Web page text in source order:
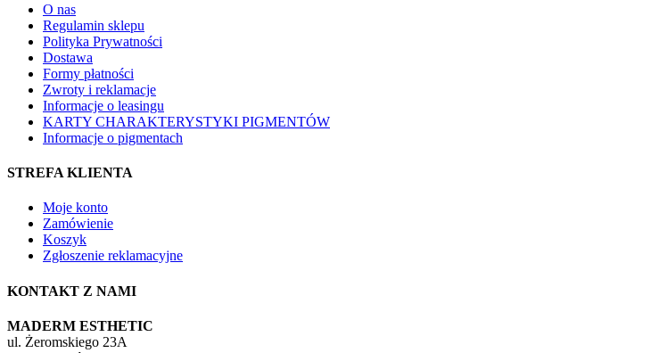
O nas
Regulamin sklepu
Polityka Prywatności
Dostawa
Formy płatności
Zwroty i reklamacje
Informacje o leasingu
KARTY CHARAKTERYSTYKI PIGMENTÓW
Informacje o pigmentach
STREFA KLIENTA
Moje konto
Zamówienie
Koszyk
Zgłoszenie reklamacyjne
KONTAKT Z NAMI
MADERM ESTHETIC
ul. Żeromskiego 23A